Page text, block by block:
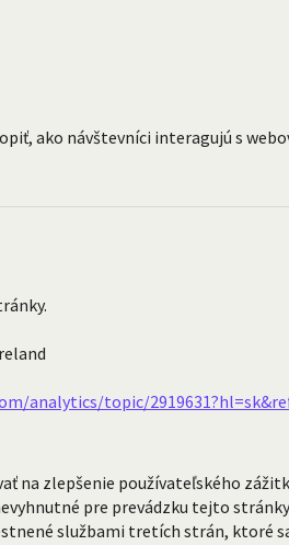
ako návštevníci interagujú s
analytics/topic/
na zlepšenie používateľského
pre prevádzku tejto
službami tretích strán, ktoré